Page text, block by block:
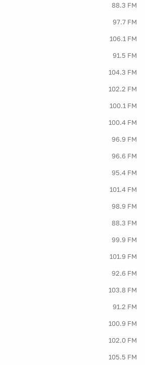
88.3 FM
97.7 FM
106.1 FM
91.5 FM
104.3 FM
102.2 FM
100.1 FM
100.4 FM
96.9 FM
96.6 FM
95.4 FM
101.4 FM
98.9 FM
88.3 FM
99.9 FM
101.9 FM
92.6 FM
103.8 FM
91.2 FM
100.9 FM
102.0 FM
105.5 FM